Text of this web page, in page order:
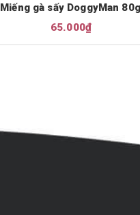
Miếng gà sấy DoggyMan
65.000₫